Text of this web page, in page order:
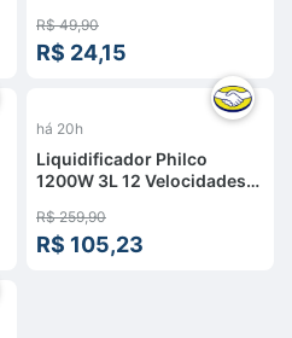
R$ 49,90
R$ 24,15
há 20h
Liquidificador Philco
1200W 3L 12 Velocidades
R$ 259,90
R$ 105,23